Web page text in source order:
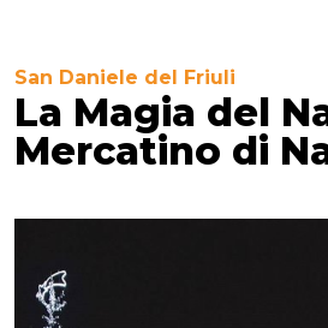
San Daniele del Friuli
La Magia del
Mercatino di